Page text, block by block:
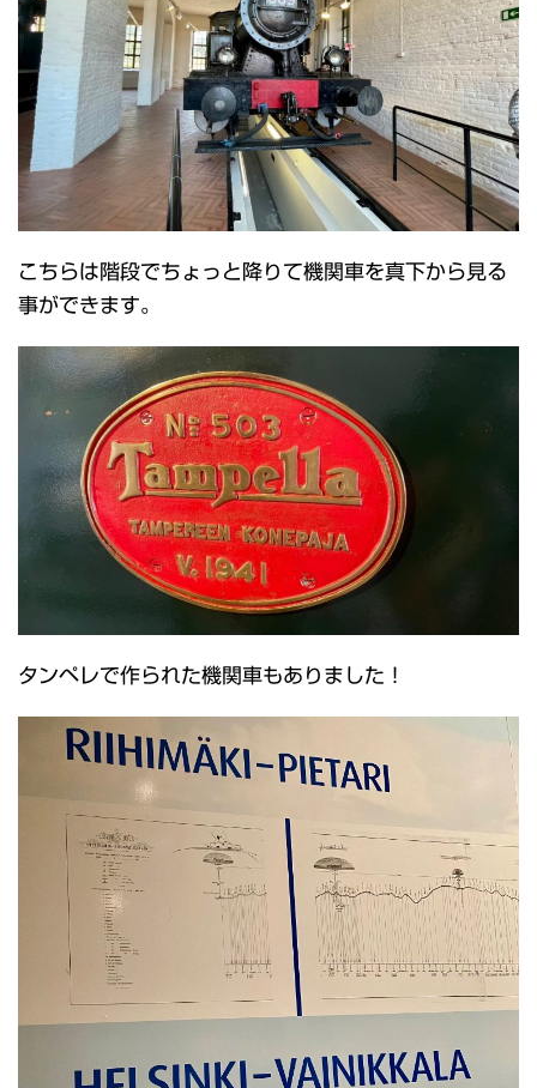
こちらは階段でちょっと降りて機関車を真下から見る
事ができます。
タンペレで作られた機関車もありました！